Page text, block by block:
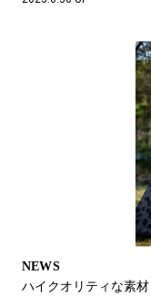
NEWS
ハイクオリティな素